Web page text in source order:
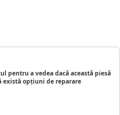
pentru a vedea dacă această piesă
există opțiuni de reparare